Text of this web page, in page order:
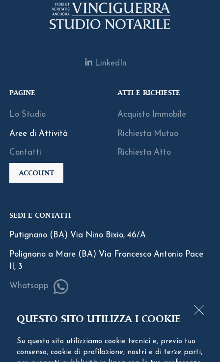
LinkedIn
PAGINE
Lo Studio
Aree di Attività
Contatti
ACCOUNT
ATTI E RICHIESTE
Acquisto Immobile
Richiesta Mutuo
Richiesta Atto
SEDI E CONTATTI
Putignano (BA) Via Nino Bixio, 46/A
Polignano a Mare (BA) Via Francesco Antonio Pace
II, 3
Whatsapp
info@notaiovinciguerra.it
QUESTO SITO UTILIZZA I COOKIE
Su questo sito utilizziamo cookie tecnici e, previo tuo
consenso, cookie di profilazione, nostri e di terze parti,